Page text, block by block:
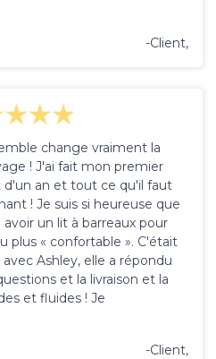
-Client,
change vraiment la
! J'ai fait mon premier
an et tout ce qu'il faut
! Je suis si heureuse que
un lit à barreaux pour
plus « confortable ». C'était
Ashley, elle a répondu
et la livraison et la
et fluides ! Je
-Client,